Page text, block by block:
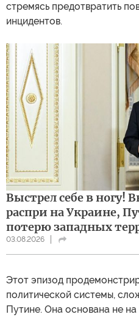
стремясь предотвратить
инцидентов.
Выстрел себе в ногу!
распри на Украине,
потерю западных
03.08.2026
Этот эпизод
политической системы,
Путине. Она основана не